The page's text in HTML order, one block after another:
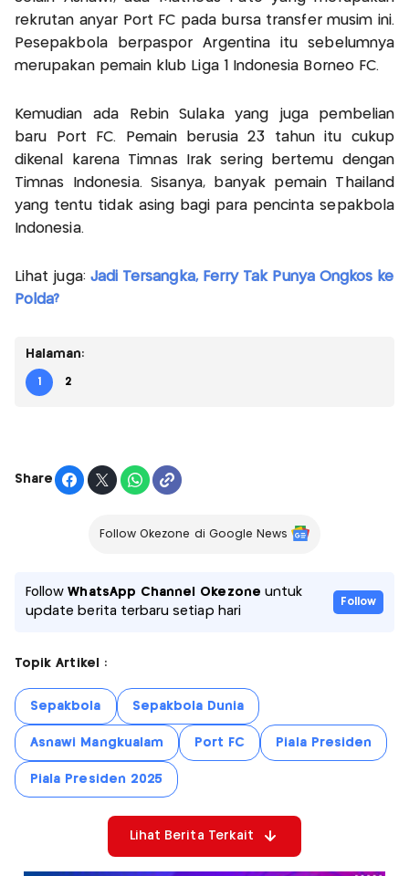
rekrutan anyar Port FC pada bursa transfer musim ini.
Pesepakbola berpaspor Argentina itu sebelumnya
merupakan pemain klub Liga 1 Indonesia Borneo FC.
Kemudian ada Rebin Sulaka yang juga pembelian
baru Port FC. Pemain berusia 23 tahun itu cukup
dikenal karena Timnas Irak sering bertemu dengan
Timnas Indonesia. Sisanya, banyak pemain Thailand
yang tentu tidak asing bagi para pencinta sepakbola
Indonesia.
Lihat juga: Jadi Tersangka, Ferry Tak Punya Ongkos ke
Polda?
Halaman:
1 2
Share
Follow Okezone di Google News
FollowWhatsApp Channel Okezone untuk
update berita terbaru setiap hari
Follow
Topik Artikel :
Sepakbola Sepakbola Dunia
Asnawi Mangkualam Port FC Piala Presiden
Piala Presiden 2025
Lihat Berita Terkait